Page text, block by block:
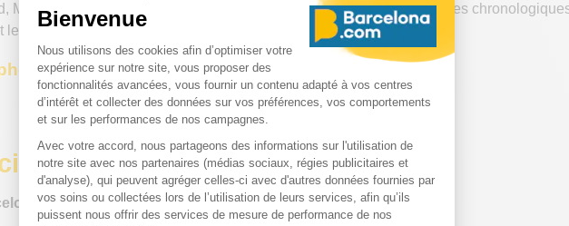
Manils... qui sont exposées en différents formats, depuis les séquences
fond de cette collection.
Suñol?